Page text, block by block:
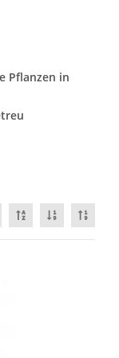
Pflanzen in